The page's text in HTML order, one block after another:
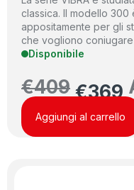
classica. Il modello 300
appositamente per gli
che vogliono
Disponibile
€409 €369
Aggiungi al carrello